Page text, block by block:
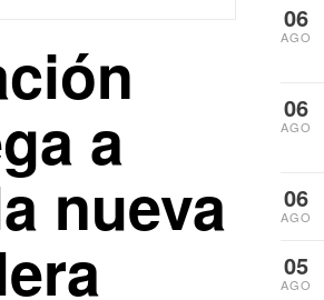
a
nueva
06
AGO
06
AGO
06
AGO
05
AGO